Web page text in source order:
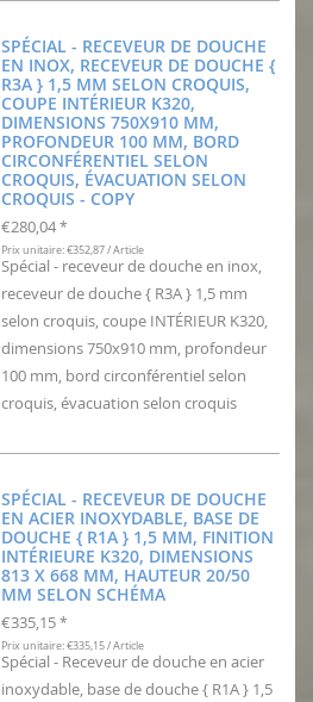
SPÉCIAL - RECEVEUR DE DOUCHE
EN INOX, RECEVEUR DE DOUCHE {
R3A } 1,5 MM SELON CROQUIS,
COUPE INTÉRIEUR K320,
DIMENSIONS 750X910 MM,
PROFONDEUR 100 MM, BORD
CIRCONFÉRENTIEL SELON
CROQUIS, ÉVACUATION SELON
CROQUIS - COPY
€280,04 *
Prix unitaire: €352,87 / Article
Spécial - receveur de douche en inox,
receveur de douche { R3A } 1,5 mm
selon croquis, coupe INTÉRIEUR K320,
dimensions 750x910 mm, profondeur
100 mm, bord circonférentiel selon
croquis, évacuation selon croquis
SPÉCIAL - RECEVEUR DE DOUCHE
EN ACIER INOXYDABLE, BASE DE
DOUCHE { R1A } 1,5 MM, FINITION
INTÉRIEURE K320, DIMENSIONS
813 X 668 MM, HAUTEUR 20/50
MM SELON SCHÉMA
€335,15 *
Prix unitaire: €335,15 / Article
Spécial - Receveur de douche en acier
inoxydable, base de douche { R1A } 1,5